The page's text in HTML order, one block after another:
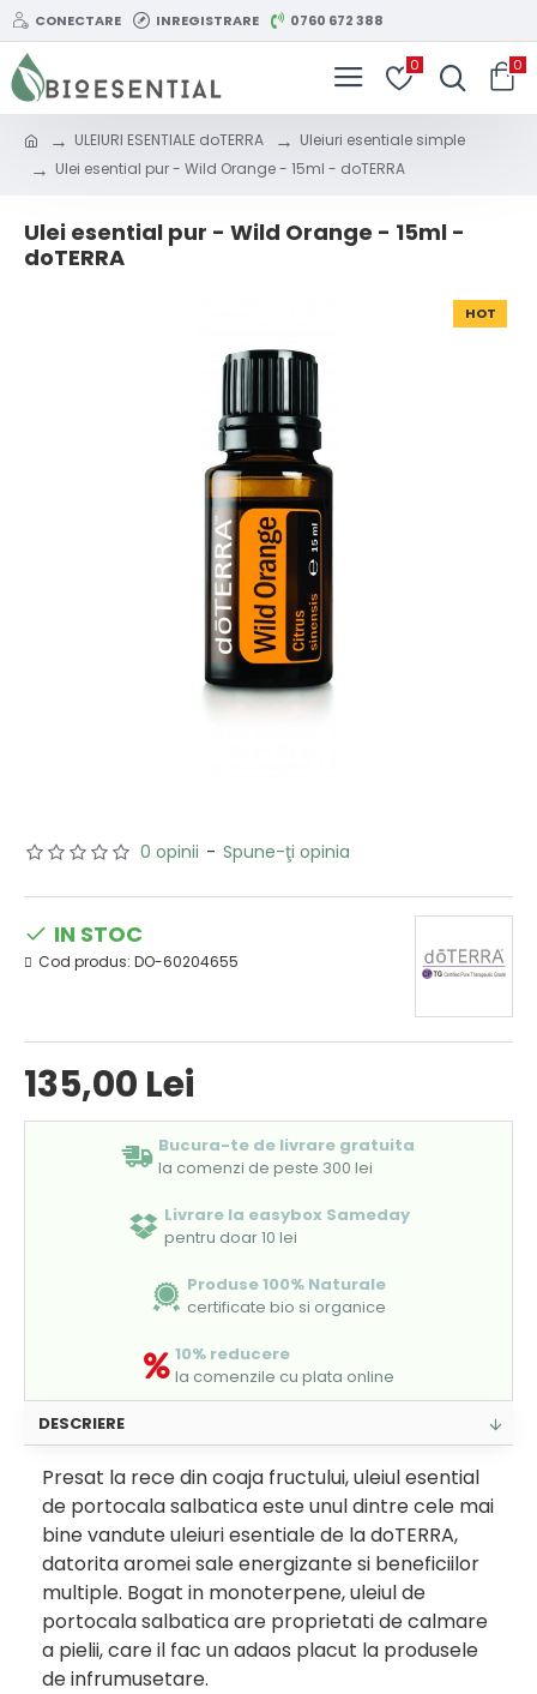
CONECTARE INREGISTRARE 0760 672 388
0 0
ULEIURI ESENTIALE doTERRA
Uleiuri esentiale simple
Ulei esential pur - Wild Orange - 15ml - doTERRA
Ulei esential pur - Wild Orange - 15ml -
doTERRA
HOT
0 opinii - Spune-ţi opinia
135,00 Lei
IN STOC
Cod produs: DO-60204655
Bucura-te de livrare gratuita
la comenzi de peste 300 lei
Livrare la easybox Sameday
pentru doar 10 lei
Produse 100% Naturale
certificate bio si organice
10% reducere
la comenzile cu plata online
DESCRIERE
Presat la rece din coaja fructului, uleiul esential
de portocala salbatica este unul dintre cele mai
bine vandute uleiuri esentiale de la doTERRA,
datorita aromei sale energizante si beneficiilor
multiple. Bogat in monoterpene, uleiul de
portocala salbatica are proprietati de calmare
a pielii, care il fac un adaos placut la produsele
de infrumusetare.